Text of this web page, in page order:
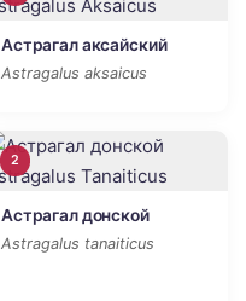
Астрагал аксайский
Astragalus aksaicus
2
Астрагал донской
Astragalus tanaiticus